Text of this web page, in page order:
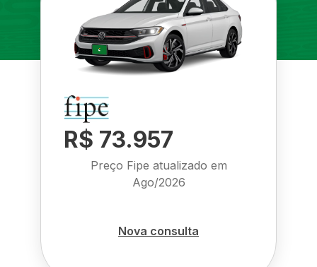
R$ 73.957
Preço Fipe atualizado em
Ago/2026
Nova consulta